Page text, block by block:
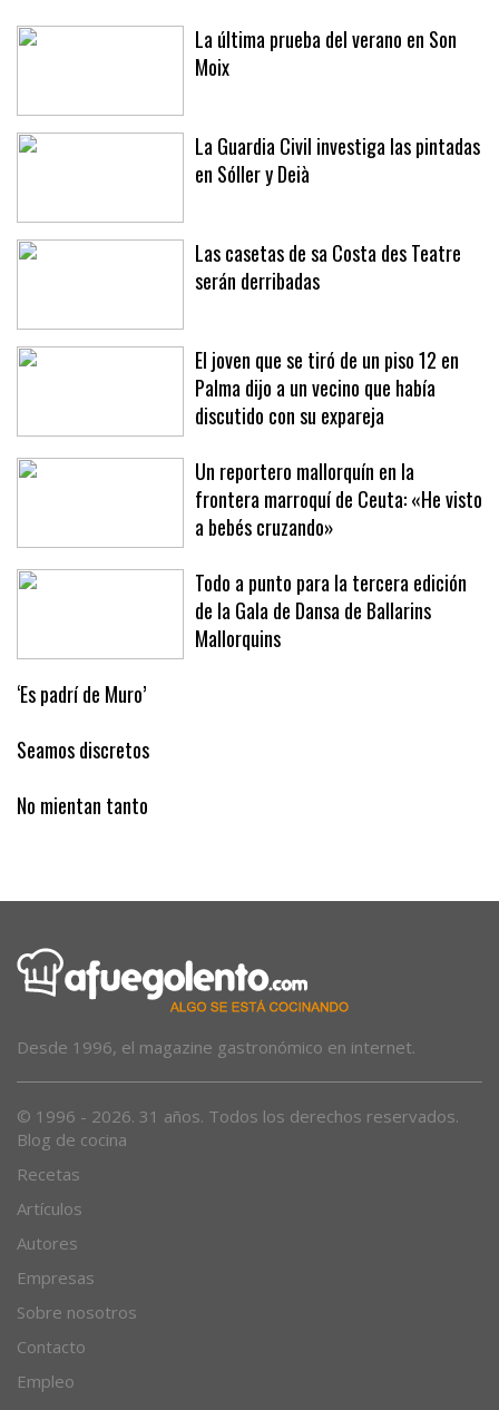
La última prueba del verano en Son
Moix
La Guardia Civil investiga las pintadas
en Sóller y Deià
Las casetas de sa Costa des Teatre
serán derribadas
El joven que se tiró de un piso 12 en
Palma dijo a un vecino que había
discutido con su expareja
Un reportero mallorquín en la
frontera marroquí de Ceuta: «He visto
a bebés cruzando»
Todo a punto para la tercera edición
de la Gala de Dansa de Ballarins
Mallorquins
‘Es padrí de Muro’
Seamos discretos
No mientan tanto
Desde 1996, el magazine gastronómico en internet.
© 1996 - 2026. 31 años. Todos los derechos reservados.
Blog de cocina
Recetas
Artículos
Autores
Empresas
Sobre nosotros
Contacto
Empleo